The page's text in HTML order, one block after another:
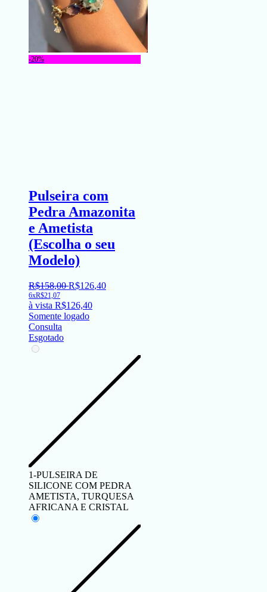
-20%
Pulseira com
Pedra Amazonita
e Ametista
(Escolha o seu
Modelo)
R$158,00 R$126,40
6xR$21,07
à vista R$126,40
Somente logado
Consulta
Esgotado
1-PULSEIRA DE
SILICONE COM PEDRA
AMETISTA, TURQUESA
AFRICANA E CRISTAL